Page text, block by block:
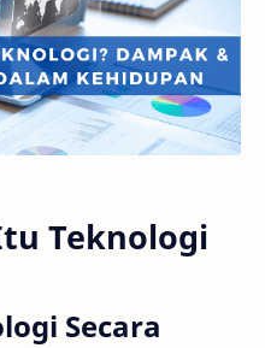
Teknologi
Secara